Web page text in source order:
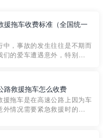
援拖车收费标准（全国统一
中，事故的发生往往是不期而
们的爱车遭遇意外，特别是在
市区事故救援拖车的收费标
用拖车服务时应注...
路救援拖车怎么收费
援拖车是在高速公路上因为车
外情况需要紧急救援时的必备